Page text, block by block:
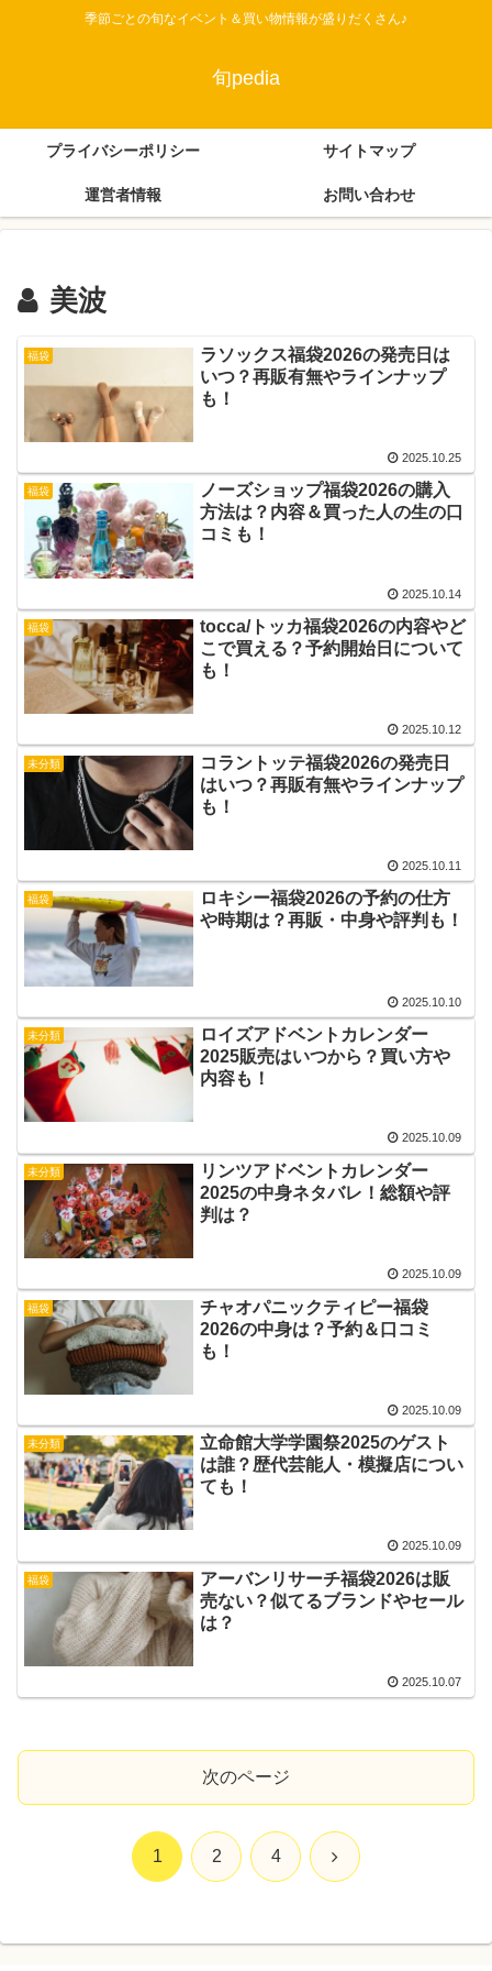
季節ごとの旬なイベント＆買い物情報が盛りだくさん♪
旬pedia
プライバシーポリシー サイトマップ
運営者情報 お問い合わせ
美波
福袋
ラソックス福袋2026の発売日は
いつ？再販有無やラインナップ
も！
2025.10.25
福袋
ノーズショップ福袋2026の購入
方法は？内容＆買った人の生の口
コミも！
2025.10.14
福袋
tocca/トッカ福袋2026の内容やど
こで買える？予約開始日について
も！
2025.10.12
未分類
コラントッテ福袋2026の発売日
はいつ？再販有無やラインナップ
も！
2025.10.11
福袋
ロキシー福袋2026の予約の仕方
や時期は？再販・中身や評判も！
2025.10.10
未分類
ロイズアドベントカレンダー
2025販売はいつから？買い方や
内容も！
2025.10.09
未分類
リンツアドベントカレンダー
2025の中身ネタバレ！総額や評
判は？
2025.10.09
福袋
チャオパニックティピー福袋
2026の中身は？予約＆口コミ
も！
2025.10.09
未分類
立命館大学学園祭2025のゲスト
は誰？歴代芸能人・模擬店につい
ても！
2025.10.09
福袋
アーバンリサーチ福袋2026は販
売ない？似てるブランドやセール
は？
2025.10.07
次のページ
1 2 4 次